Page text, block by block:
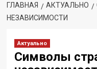
ГЛАВНАЯ АКТУАЛЬНО
НЕЗАВИСИМОСТИ
Актуально
Символы